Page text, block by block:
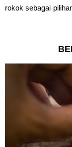
rokok sebagai